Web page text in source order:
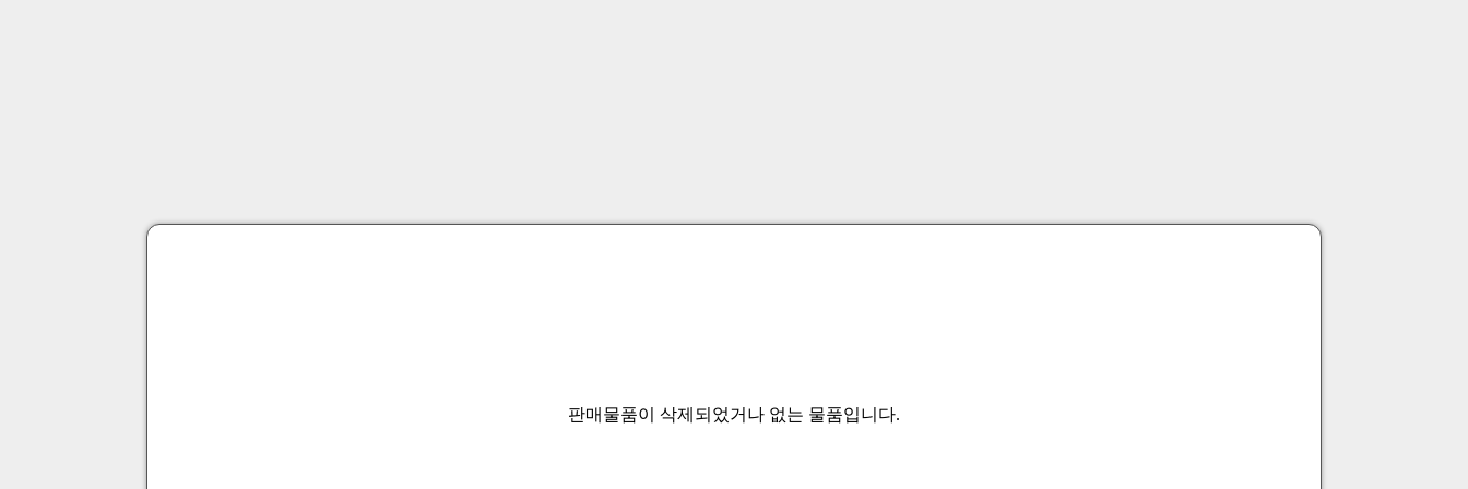
판매물품이 삭제되었거나 없는 물품입니다.